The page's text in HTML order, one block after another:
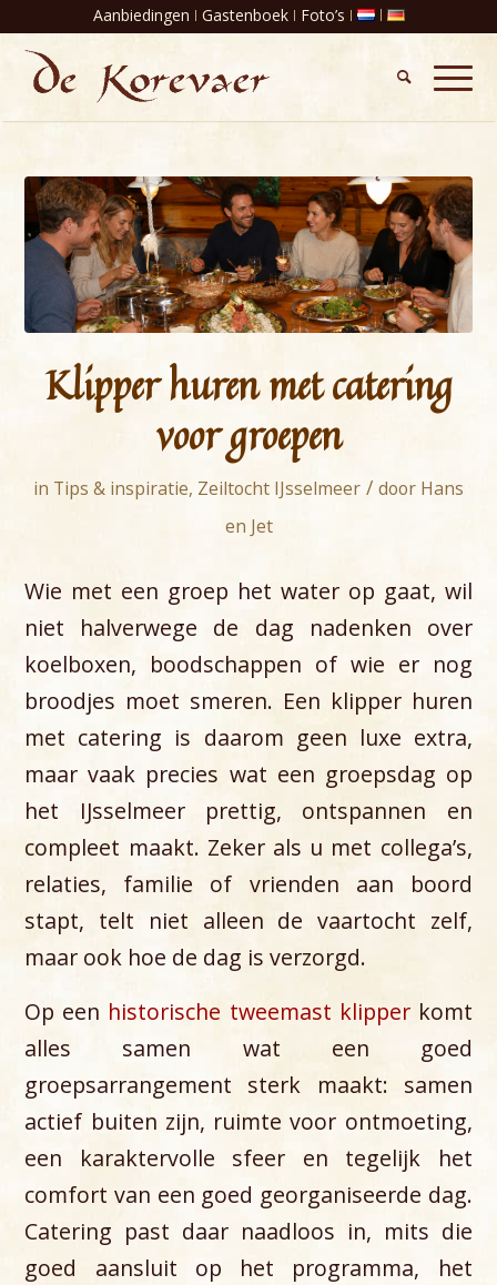
Aanbiedingen Gastenboek Foto’s
Klipper huren met catering
voor groepen
in Tips & inspiratie, Zeiltocht IJsselmeer / door Hans
en Jet
Wie met een groep het water op gaat, wil
niet halverwege de dag nadenken over
koelboxen, boodschappen of wie er nog
broodjes moet smeren. Een klipper huren
met catering is daarom geen luxe extra,
maar vaak precies wat een groepsdag op
het IJsselmeer prettig, ontspannen en
compleet maakt. Zeker als u met collega’s,
relaties, familie of vrienden aan boord
stapt, telt niet alleen de vaartocht zelf,
maar ook hoe de dag is verzorgd.
Op een historische tweemast klipperkomt
alles samen wat een goed
groepsarrangement sterk maakt: samen
actief buiten zijn, ruimte voor ontmoeting,
een karaktervolle sfeer en tegelijk het
comfort van een goed georganiseerde dag.
Catering past daar naadloos in, mits die
goed aansluit op het programma, het